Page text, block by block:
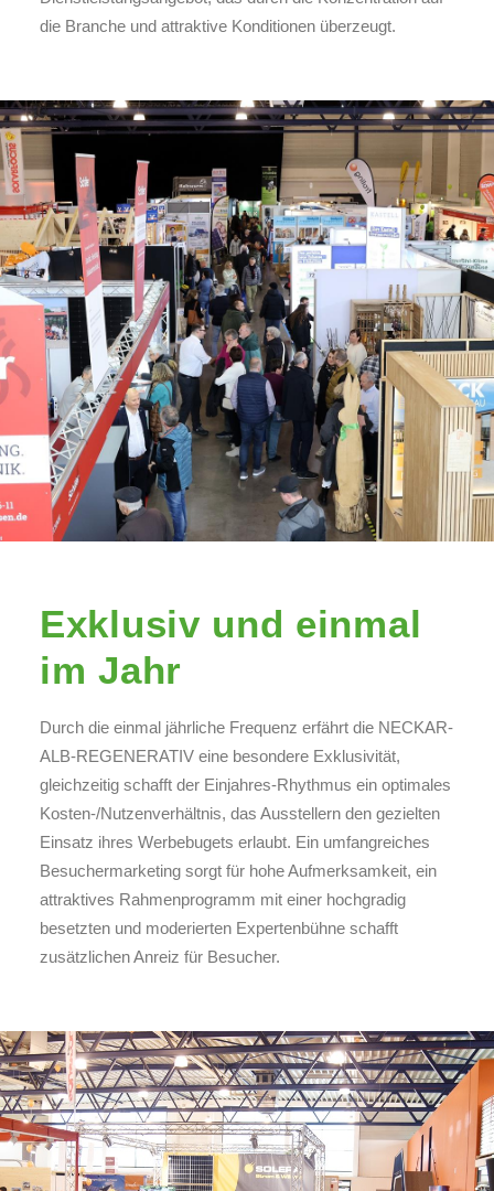
die Branche und attraktive Konditionen überzeugt.
Exklusiv und einmal
im Jahr
Durch die einmal jährliche Frequenz erfährt die NECKAR-
ALB-REGENERATIV eine besondere Exklusivität,
gleichzeitig schafft der Einjahres-Rhythmus ein optimales
Kosten-/Nutzenverhältnis, das Ausstellern den gezielten
Einsatz ihres Werbebugets erlaubt. Ein umfangreiches
Besuchermarketing sorgt für hohe Aufmerksamkeit, ein
attraktives Rahmenprogramm mit einer hochgradig
besetzten und moderierten Expertenbühne schafft
zusätzlichen Anreiz für Besucher.